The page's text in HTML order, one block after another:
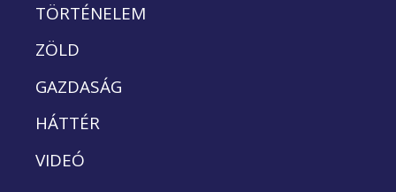
TÖRTÉNELEM
ZÖLD
GAZDASÁG
HÁTTÉR
VIDEÓ